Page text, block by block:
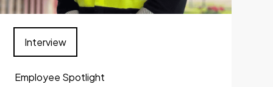
Employee Spotlight
Interview